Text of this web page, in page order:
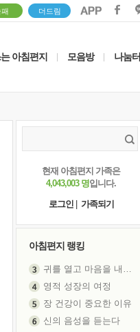
더드림
아침편지 모음방 나눔터
현재 아침편지 가족은
4,043,003 명입니다.
로그인
가족되기
아침편지 랭킹
영적 성장의 여정
장 건강이 중요한 이유
신의 음성을 듣는다